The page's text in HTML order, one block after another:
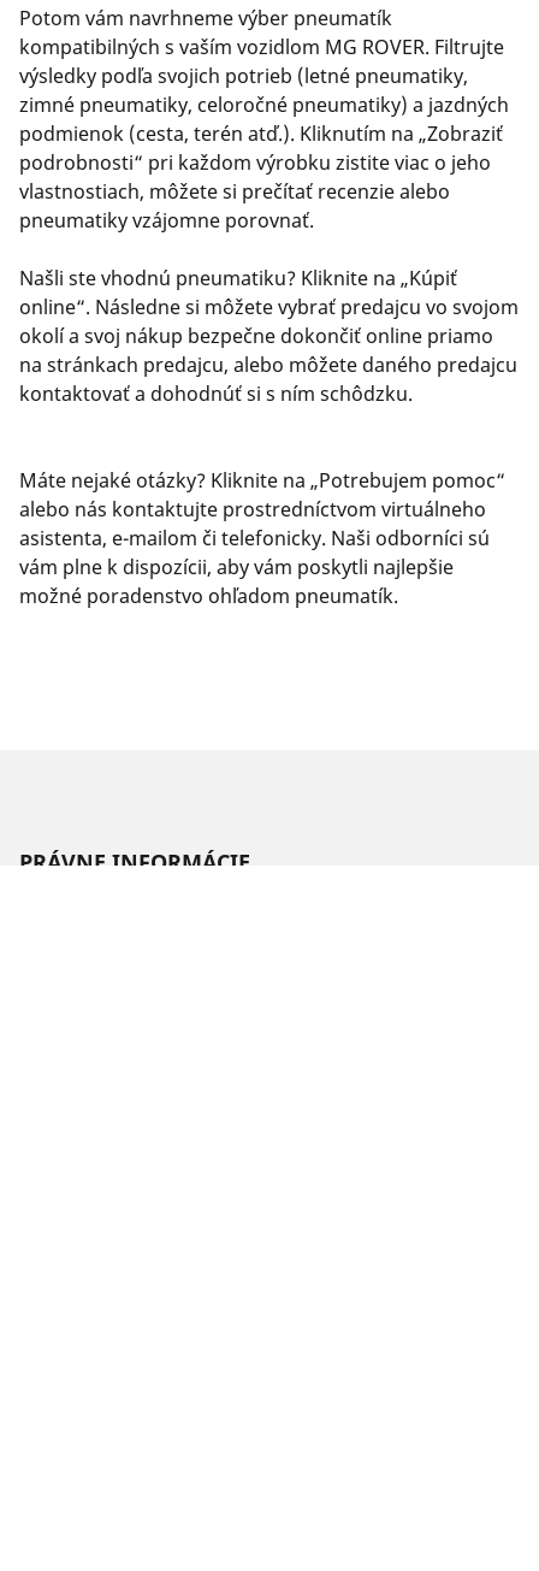
Potom vám navrhneme výber pneumatík
kompatibilných s vaším vozidlom MG ROVER. Filtrujte
výsledky podľa svojich potrieb (letné pneumatiky,
zimné pneumatiky, celoročné pneumatiky) a jazdných
podmienok (cesta, terén atď.). Kliknutím na „Zobraziť
podrobnosti“ pri každom výrobku zistite viac o jeho
vlastnostiach, môžete si prečítať recenzie alebo
pneumatiky vzájomne porovnať.
Našli ste vhodnú pneumatiku? Kliknite na „Kúpiť
online“. Následne si môžete vybrať predajcu vo svojom
okolí a svoj nákup bezpečne dokončiť online priamo
na stránkach predajcu, alebo môžete daného predajcu
kontaktovať a dohodnúť si s ním schôdzku.
Máte nejaké otázky? Kliknite na „Potrebujem pomoc“
alebo nás kontaktujte prostredníctvom virtuálneho
asistenta, e-mailom či telefonicky. Naši odborníci sú
vám plne k dispozícii, aby vám poskytli najlepšie
možné poradenstvo ohľadom pneumatík.
PRÁVNE INFORMÁCIE